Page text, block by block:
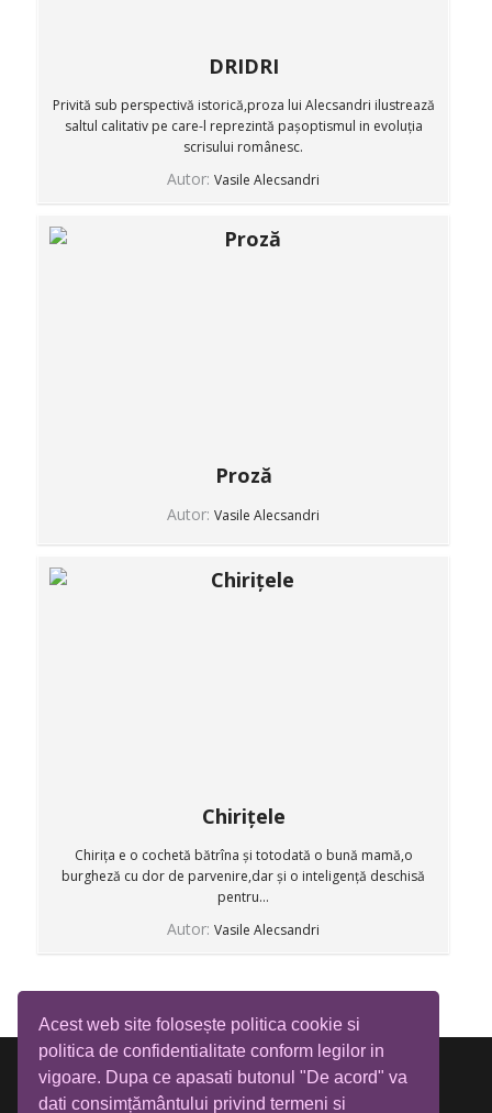
Acest web site folosește politica cookie si
politica de confidentialitate conform legilor in
vigoare. Dupa ce apasati butonul "De acord" va
dati consimțământului privind termeni si
DRIDRI
Privită sub perspectivă istorică,proza lui Alecsandri ilustrează
saltul calitativ pe care-l reprezintă pașoptismul in evoluția
scrisului românesc.
Autor: Vasile Alecsandri
Proză
Autor: Vasile Alecsandri
Chirițele
Chirița e o cochetă bătrîna și totodată o bună mamă,o
burgheză cu dor de parvenire,dar și o inteligență deschisă
pentru...
Autor: Vasile Alecsandri